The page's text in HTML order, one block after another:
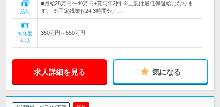
給与
■月給28万円〜40万円+賞与年2回 ※上記は最低保証給になりま
す。 ※固定残業代24.3時間分／…
初年度
年収
350万円～550万円
求人詳細を見る 気になる